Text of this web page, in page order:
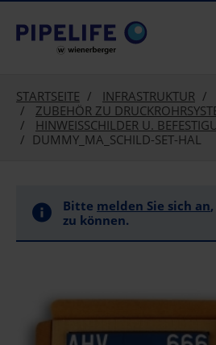
text.skipToContent
text.skipToNavigation
STARTSEITE INFRASTRUKTUR
ZUBEHÖR ZU
HINWEISSCHILDER U.
DUMMY_MA_SCHILD-SET-HAL
Bitte melden Sie sich an
zu können.